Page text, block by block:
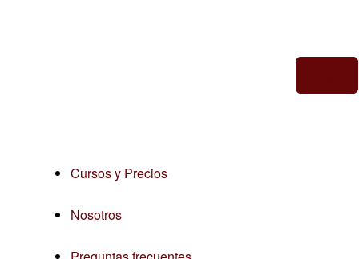
Cursos y Precios
Nosotros